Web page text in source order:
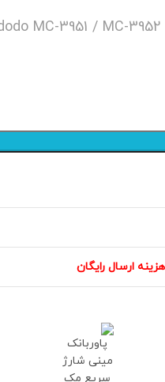
Mcdodo MC-3951 /